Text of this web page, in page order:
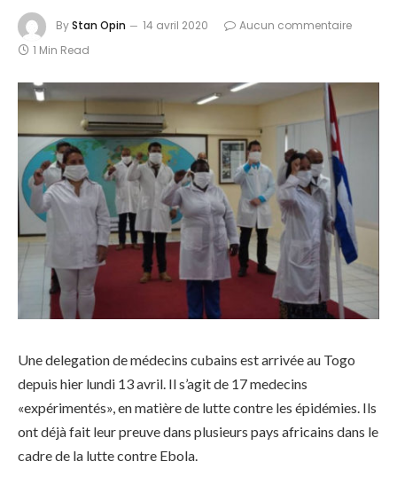
ByStan Opin 14 avril 2020
Aucun commentaire
1 Min Read
Une delegation de médecins cubains est arrivée au Togo
depuis hier lundi 13 avril. Il s’agit de 17 medecins
«expérimentés», en matière de lutte contre les épidémies. Ils
ont déjà fait leur preuve dans plusieurs pays africains dans le
cadre de la lutte contre Ebola.